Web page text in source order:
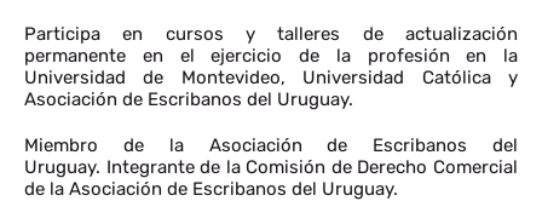
Participa en cursos y talleres de actualización
permanente en el ejercicio de la profesión en la
Universidad de Montevideo, Universidad Católica y
Asociación de Escribanos del Uruguay.
Miembro de la Asociación de Escribanos del
Uruguay. Integrante de la Comisión de Derecho Comercial
de la Asociación de Escribanos del Uruguay.